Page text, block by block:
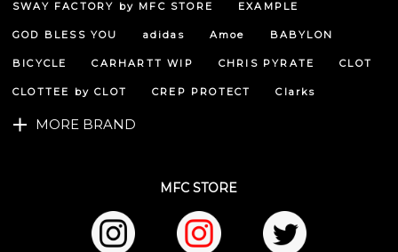
SWAY FACTORY by MFC STORE EXAMPLE
GOD BLESS YOU adidas Amoe BABYLON
BICYCLE CARHARTT WIP CHRIS PYRATE CLOT
CLOTTEE by CLOT CREP PROTECT Clarks
MORE BRAND
MFC STORE